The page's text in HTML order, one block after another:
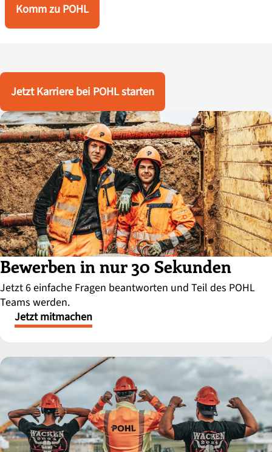
Komm zu POHL
Jetzt Karriere bei POHL starten
Bewerben in nur 30 Sekunden
Jetzt 6 einfache Fragen beantworten und Teil des POHL
Teams werden.
Jetzt mitmachen